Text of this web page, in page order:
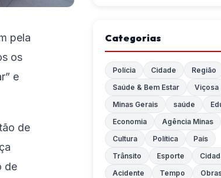
pela
os
e
de
de
Categorias
Polícia Cidade
Região
Saúde & Bem Estar
Viçosa
Minas Gerais
saúde
Economia
Agência Minas
Cultura
Política
País
Trânsito
Esporte
Acidente
Tempo